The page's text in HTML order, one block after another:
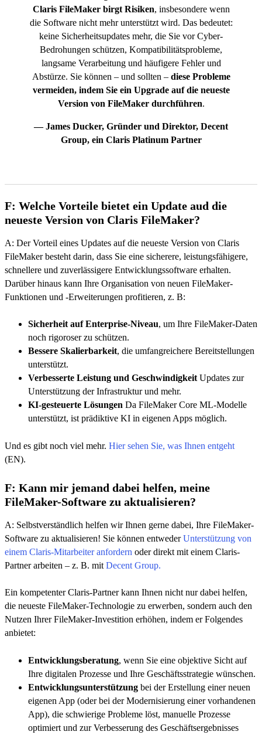
Claris FileMaker birgt Risiken, insbesondere wenn
die Software nicht mehr unterstützt wird. Das bedeutet:
keine Sicherheitsupdates mehr, die Sie vor Cyber-
Bedrohungen schützen, Kompatibilitätsprobleme,
langsame Verarbeitung und häufigere Fehler und
Abstürze. Sie können – und sollten – diese Probleme
vermeiden, indem Sie ein Upgrade auf die neueste
Version von FileMaker durchführen.
— James Ducker, Gründer und Direktor, Decent
Group, ein Claris Platinum Partner
F: Welche Vorteile bietet ein Update aud die
neueste Version von Claris FileMaker?
A: Der Vorteil eines Updates auf die neueste Version von Claris
FileMaker besteht darin, dass Sie eine sicherere, leistungsfähigere,
schnellere und zuverlässigere Entwicklungssoftware erhalten.
Darüber hinaus kann Ihre Organisation von neuen FileMaker-
Funktionen und -Erweiterungen profitieren, z. B:
Sicherheit auf Enterprise-Niveau, um Ihre FileMaker-Daten
noch rigoroser zu schützen.
Bessere Skalierbarkeit, die umfangreichere Bereitstellungen
unterstützt.
Verbesserte Leistung und Geschwindigkeit Updates zur
Unterstützung der Infrastruktur und mehr.
KI-gesteuerte Lösungen Da FileMaker Core ML-Modelle
unterstützt, ist prädiktive KI in eigenen Apps möglich.
Und es gibt noch viel mehr. Hier sehen Sie, was Ihnen entgeht
(EN).
F: Kann mir jemand dabei helfen, meine
FileMaker-Software zu aktualisieren?
A: Selbstverständlich helfen wir Ihnen gerne dabei, Ihre FileMaker-
Software zu aktualisieren! Sie können entwederUnterstützung von
einem Claris-Mitarbeiter anfordern oder direkt mit einem Claris-
Partner arbeiten – z. B. mit Decent Group.
Ein kompetenter Claris-Partner kann Ihnen nicht nur dabei helfen,
die neueste FileMaker-Technologie zu erwerben, sondern auch den
Nutzen Ihrer FileMaker-Investition erhöhen, indem er Folgendes
anbietet:
Entwicklungsberatung, wenn Sie eine objektive Sicht auf
Ihre digitalen Prozesse und Ihre Geschäftsstrategie wünschen.
Entwicklungsunterstützung bei der Erstellung einer neuen
eigenen App (oder bei der Modernisierung einer vorhandenen
App), die schwierige Probleme löst, manuelle Prozesse
optimiert und zur Verbesserung des Geschäftsergebnisses